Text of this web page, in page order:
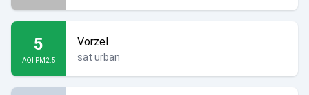
5
AQI PM2.5
Vorzel
sat urban